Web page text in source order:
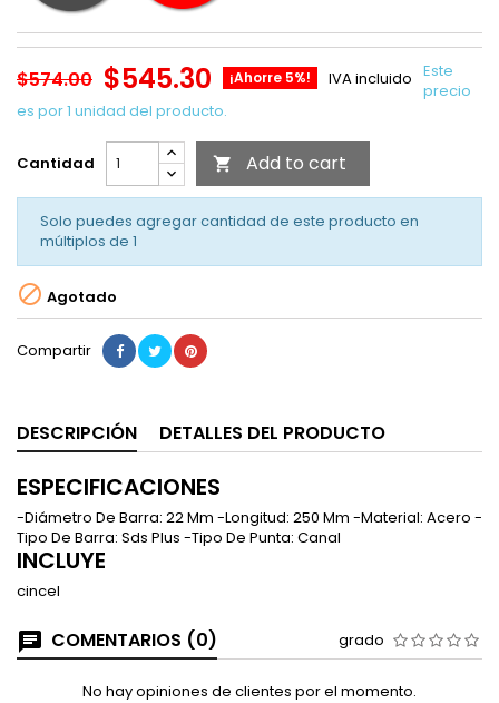
$574.00 $545.30 ¡Ahorre 5%! IVA incluido Este
precio
es por 1 unidad del producto.
Cantidad  Add to cart
Solo puedes agregar cantidad de este producto en
múltiplos de 1
 Agotado
Compartir
DESCRIPCIÓN DETALLES DEL PRODUCTO
ESPECIFICACIONES
-Diámetro De Barra: 22 Mm -Longitud: 250 Mm -Material: Acero -
Tipo De Barra: Sds Plus -Tipo De Punta: Canal
INCLUYE
cincel
COMENTARIOS (0) grado
No hay opiniones de clientes por el momento.